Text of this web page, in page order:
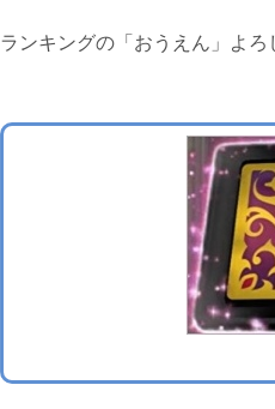
ランキングの「おうえん」よろ